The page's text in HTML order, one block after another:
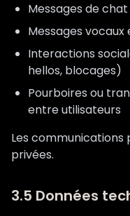
Messages de
Messages
Interactions
hellos, blocages)
Pourboires ou
entre utilisateurs
Les
privées.
3.5 Données